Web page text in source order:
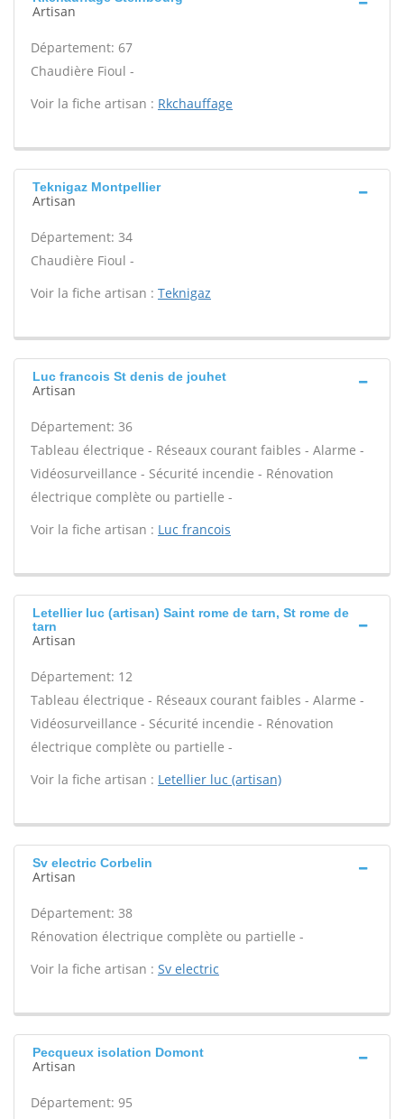
Artisan
Département: 67
Chaudière Fioul -
Voir la fiche artisan : Rkchauffage
Teknigaz Montpellier
Artisan
Département: 34
Chaudière Fioul -
Voir la fiche artisan : Teknigaz
Luc francois St denis de jouhet
Artisan
Département: 36
Tableau électrique - Réseaux courant faibles - Alarme -
Vidéosurveillance - Sécurité incendie - Rénovation
électrique complète ou partielle -
Voir la fiche artisan : Luc francois
Letellier luc (artisan) Saint rome de tarn, St rome de
tarn
Artisan
Département: 12
Tableau électrique - Réseaux courant faibles - Alarme -
Vidéosurveillance - Sécurité incendie - Rénovation
électrique complète ou partielle -
Voir la fiche artisan : Letellier luc (artisan)
Sv electric Corbelin
Artisan
Département: 38
Rénovation électrique complète ou partielle -
Voir la fiche artisan : Sv electric
Pecqueux isolation Domont
Artisan
Département: 95